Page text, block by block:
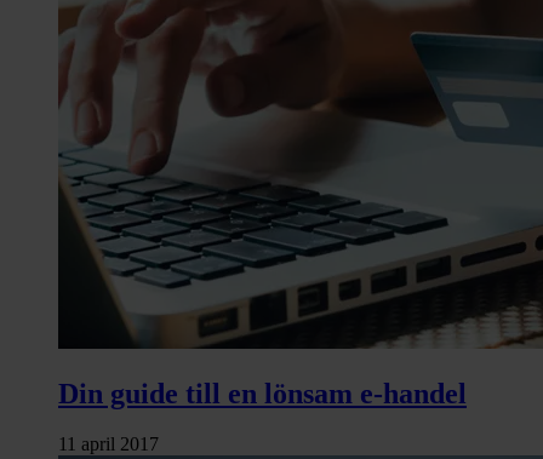
Din guide till en lönsam e-handel
11 april 2017